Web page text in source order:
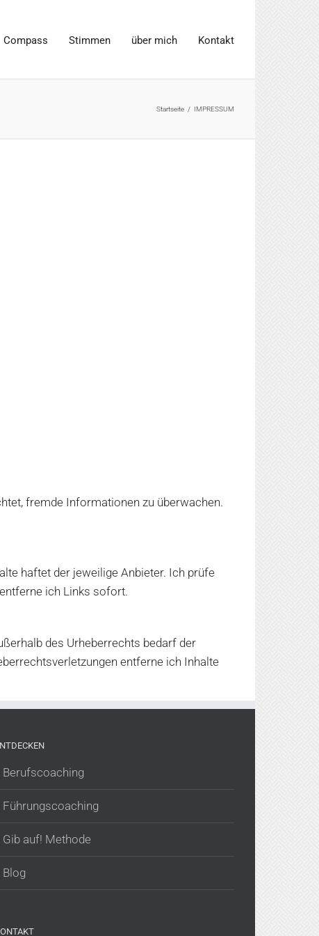
Compass Stimmen über mich Kontakt
Startseite / IMPRESSUM
fremde Informationen zu überwachen.
haftet der jeweilige Anbieter. Ich prüfe
ich Links sofort.
des Urheberrechts bedarf der
entferne ich Inhalte
Berufscoaching
Führungscoaching
Gib auf! Methode
Blog